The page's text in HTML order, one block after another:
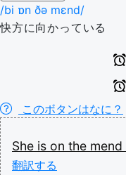
/bi ɒn ðə mɛnd/
快方に向かっている
このボタンはなに？
She is on the mend
翻訳する